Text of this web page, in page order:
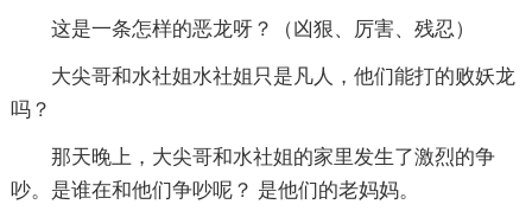
这是一条怎样的恶龙呀？（凶狠、厉害、残忍）
大尖哥和水社姐水社姐只是凡人，他们能打的败妖龙
吗？
那天晚上，大尖哥和水社姐的家里发生了激烈的争
吵。是谁在和他们争吵呢？ 是他们的老妈妈。